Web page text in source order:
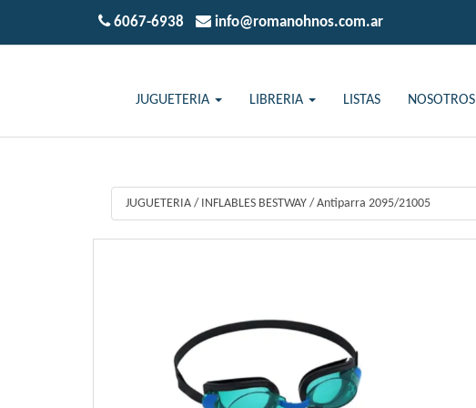
6067-6938 info@romanohnos.com.ar
JUGUETERIA LIBRERIA LISTAS NOSOTROS
JUGUETERIA / INFLABLES BESTWAY / Antiparra 2095/21005